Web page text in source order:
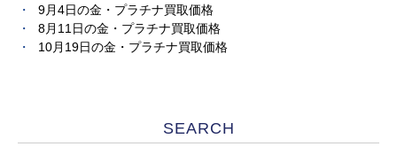
9月4日の金・プラチナ買取価格
8月11日の金・プラチナ買取価格
10月19日の金・プラチナ買取価格
SEARCH